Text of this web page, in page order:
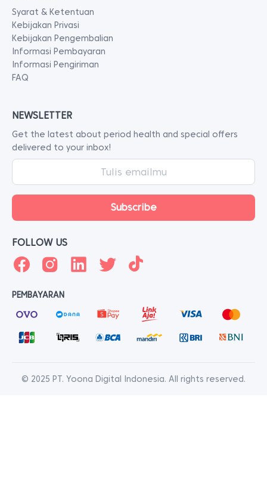
Syarat & Ketentuan
Kebijakan Privasi
Kebijakan Pengembalian
Informasi Pembayaran
Informasi Pengiriman
FAQ
NEWSLETTER
Get the latest about period health and special offers
delivered to your inbox!
FOLLOW US
PEMBAYARAN
© 2025 PT. Yoona Digital Indonesia. All rights reserved.